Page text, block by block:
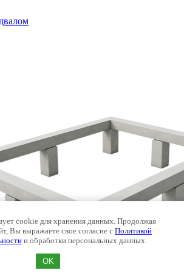
cookie для хранения данных. Продолжая
Вы выражаете свое согласие с Политикой
и обработки персональных данных.
OK